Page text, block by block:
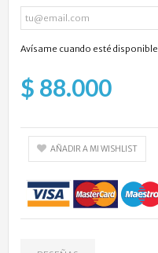
Avísame cuando esté disponible
$ 88.000
AÑADIR A MI WISHLIST